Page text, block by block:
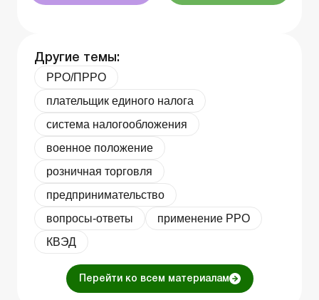
Другие темы:
РРО/ПРРО
плательщик единого налога
система налогообложения
военное положение
розничная торговля
предпринимательство
вопросы-ответы
применение РРО
КВЭД
Перейти ко всем материалам